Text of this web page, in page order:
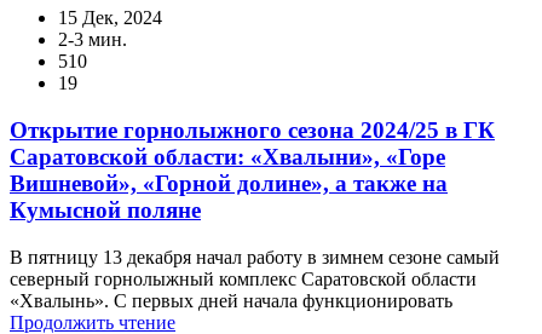
15 Дек, 2024
2-3 мин.
510
19
Открытие горнолыжного сезона 2024/25 в ГК
Саратовской области: «Хвалыни», «Горе
Вишневой», «Горной долине», а также на
Кумысной поляне
В пятницу 13 декабря начал работу в зимнем сезоне самый
северный горнолыжный комплекс Саратовской области
«Хвалынь». С первых дней начала функционировать
Продолжить чтение